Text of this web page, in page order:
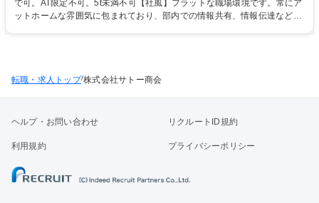
や荷量により出勤時間は1時間程度前後する場合もあります。■年間休日1
で可。AT限定不可。5t未満不可【社風】フラットな職場環境です。常にア
ットホームな雰囲気に包まれており、部内での情報共有、情報伝達などの
年数はなんと14年！中途入社の方々が多数活躍している環境です。 学
転職・求人トップ/株式会社サトー商会
ヘルプ・お問い合わせ リクルートID規約
利用規約 プライバシーポリシー